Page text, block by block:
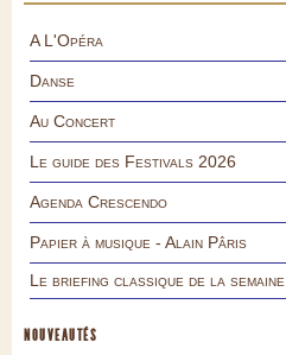
A L'Opéra
Danse
Au Concert
Le guide des Festivals 2026
Agenda Crescendo
Papier à musique - Alain Pâris
Le briefing classique de la semaine
NOUVEAUTÉS